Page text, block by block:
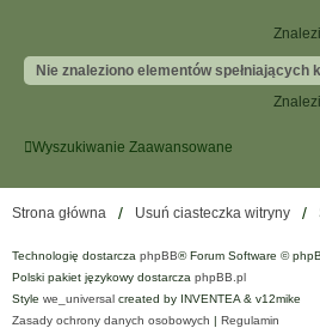
Nie znaleziono elementów spełniających
Wyszukiwanie Zaawansowane
Strona główna Usuń ciasteczka witryny
Technologię dostarcza phpBB® Forum Software ©
Polski pakiet językowy dostarcza phpBB.pl
Style we_universal created by INVENTEA & v12mike
Zasady ochrony danych osobowych | Regulamin